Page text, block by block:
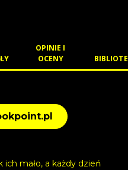
OPINIE I
OCENY
mało, a każdy dzień